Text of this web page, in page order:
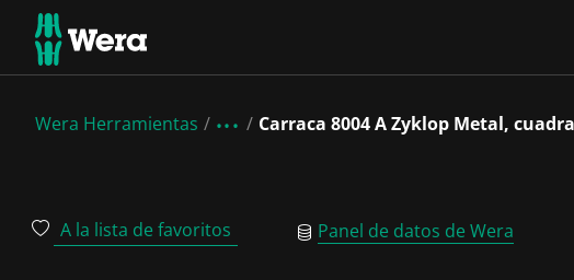
Wera Herramientas Carraca 8004 A Zyklop Metal,
A la lista de favoritos Panel de datos de Wera